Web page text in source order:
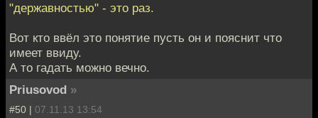
"державностью" - это раз.
Вот кто ввёл это понятие пусть он и пояснит что
имеет ввиду.
А то гадать можно вечно.
Priusovod »
#50 | 07.11.13 13:54